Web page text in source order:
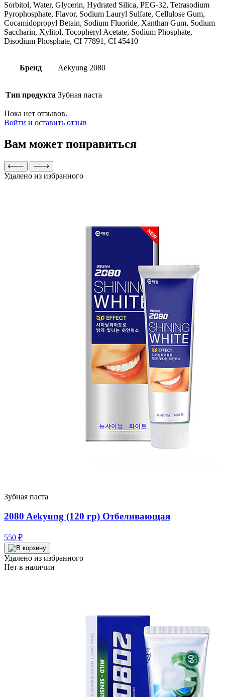
Sorbitol, Water, Glycerin, Hydrated Silica, PEG-32, Tetrasodium
Pyrophosphate, Flavor, Sodium Lauryl Sulfate, Cellulose Gum,
Cocamidopropyl Betain, Sodium Fluoride, Xanthan Gum, Sodium
Saccharin, Xylitol, Tocopheryl Acetate, Sodium Phosphate,
Disodium Phosphate, CI 77891, CI 45410
Бренд Aekyung 2080
Тип продукта Зубная паста
Пока нет отзывов.
Войти и оставить отзыв
Вам может понравиться
Удалено из избранного
Зубная паста
2080 Aekyung (120 гр) Отбеливающая
550 ₽
Удалено из избранного
Нет в наличии